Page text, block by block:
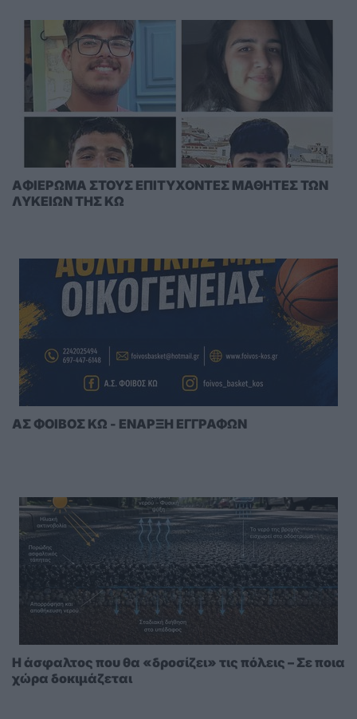
AΦΙΕΡΩΜΑ ΣΤΟΥΣ ΕΠΙΤΥΧΟΝΤΕΣ ΜΑΘΗΤΕΣ ΤΩΝ
ΛΥΚΕΙΩΝ ΤΗΣ ΚΩ
ΑΣ ΦΟΙΒΟΣ ΚΩ - ΕΝΑΡΞΗ ΕΓΓΡΑΦΩΝ
Η άσφαλτος που θα «δροσίζει» τις πόλεις – Σε ποια
χώρα δοκιμάζεται